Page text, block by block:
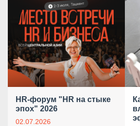
HR-форум "HR на стыке
эпох" 2026
02.07.2026